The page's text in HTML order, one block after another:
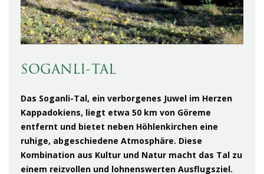
SOGANLI-TAL
Das Soganli-Tal, ein verborgenes Juwel im Herzen
Kappadokiens, liegt etwa 50 km von Göreme
entfernt und bietet neben Höhlenkirchen eine
ruhige, abgeschiedene Atmosphäre. Diese
Kombination aus Kultur und Natur macht das Tal zu
einem reizvollen und lohnenswerten Ausflugsziel.